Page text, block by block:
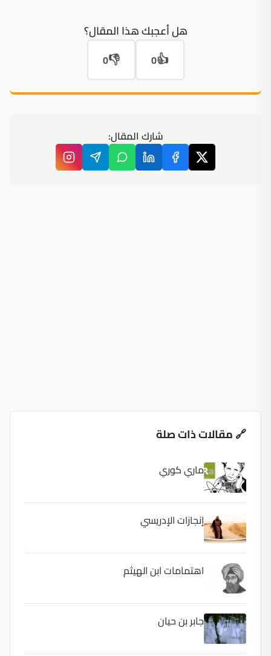
هل أعجبك هذا المقال؟
👍
0
👎
0
شارك المقال:
🔗 مقالات ذات صلة
ماري كوري
إنجازات الإدريسي
اهتمامات ابن الهيثم
جابر بن حيان